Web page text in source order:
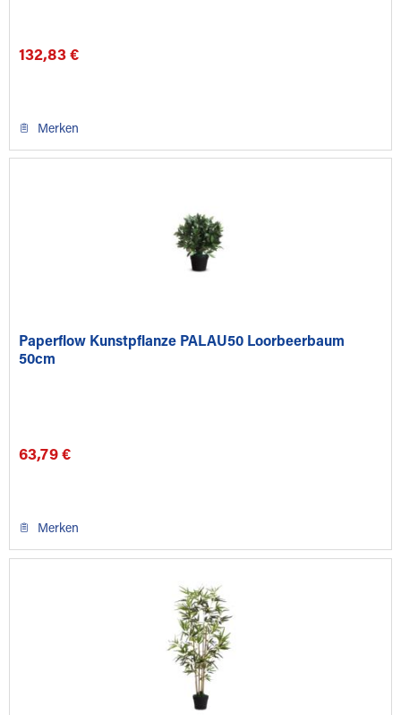
132,83 €
Merken
Paperflow Kunstpflanze PALAU50 Loorbeerbaum
50cm
63,79 €
Merken